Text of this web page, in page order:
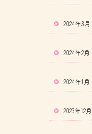
2024年3月
2024年2月
2024年1月
2023年12月